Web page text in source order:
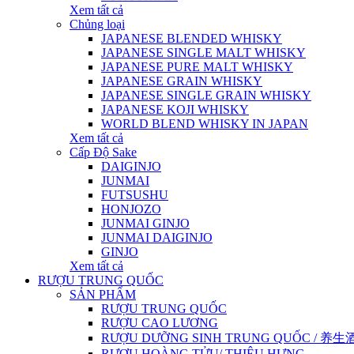
Xem tất cả
Chủng loại
JAPANESE BLENDED WHISKY
JAPANESE SINGLE MALT WHISKY
JAPANESE PURE MALT WHISKY
JAPANESE GRAIN WHISKY
JAPANESE SINGLE GRAIN WHISKY
JAPANESE KOJI WHISKY
WORLD BLEND WHISKY IN JAPAN
Xem tất cả
Cấp Độ Sake
DAIGINJO
JUNMAI
FUTSUSHU
HONJOZO
JUNMAI GINJO
JUNMAI DAIGINJO
GINJO
Xem tất cả
RƯỢU TRUNG QUỐC
SẢN PHẨM
RƯỢU TRUNG QUỐC
RƯỢU CAO LƯƠNG
RƯỢU DƯỠNG SINH TRUNG QUỐC / 养生